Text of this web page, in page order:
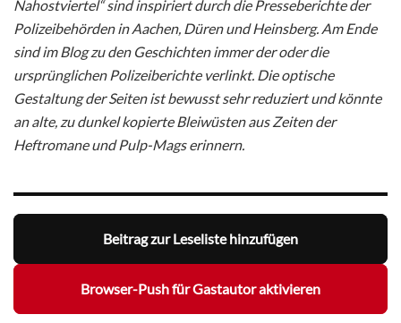
Nahostviertel“ sind inspiriert durch die Presseberichte der
Polizeibehörden in Aachen, Düren und Heinsberg. Am Ende
sind im Blog zu den Geschichten immer der oder die
ursprünglichen Polizeiberichte verlinkt. Die optische
Gestaltung der Seiten ist bewusst sehr reduziert und könnte
an alte, zu dunkel kopierte Bleiwüsten aus Zeiten der
Heftromane und Pulp-Mags erinnern.
Beitrag zur Leseliste hinzufügen
Browser-Push für Gastautor aktivieren